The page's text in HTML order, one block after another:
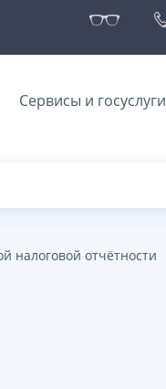
Сервисы и госуслуги
налоговой отчётности